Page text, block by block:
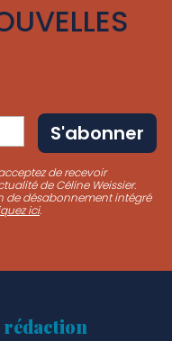
de recevoir
de Céline Weissier.
de désabonnement intégré
ici.
rédaction